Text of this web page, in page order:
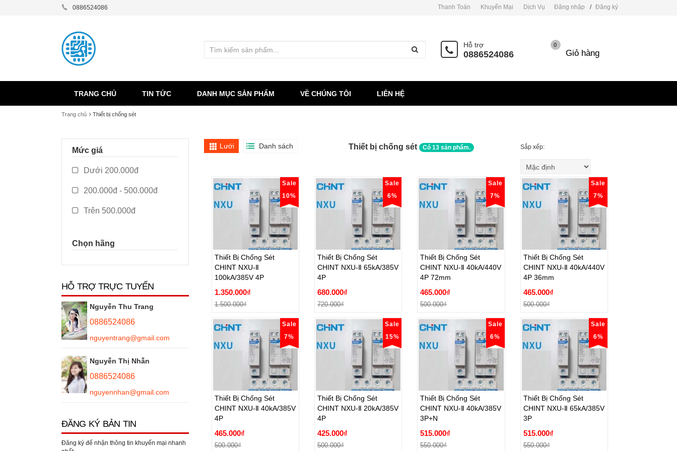
0886524086 Đăng nhập / Đăng ký
Thanh Toán Khuyến Mại Dịch Vụ
Hỗ trợ
0886524086 Giỏ hàng
0
TRANG CHỦ TIN TỨC DANH MỤC SẢN PHẨM VỀ CHÚNG TÔI LIÊN HỆ
Trang chủ Thiết bị chống sét
Lưới Danh sách Thiết bị chống sét Có 13sản phẩm. Sắp xếp:
Sale
10%
Thiết Bị Chống Sét
CHINT NXU-Ⅱ
100kA/385V 4P
1.350.000₫
1.500.000₫
Thiết Bị Chống Sét
CHINT NXU-Ⅱ
100kA/385V 4P
1.350.000₫
1.500.000₫
Đặt hàng
Sale
6%
Thiết Bị Chống Sét
CHINT NXU-Ⅱ 65kA/385V
4P
680.000₫
720.000₫
Thiết Bị Chống Sét
CHINT NXU-Ⅱ 65kA/385V
4P
680.000₫
720.000₫
Sale
7%
Thiết Bị Chống Sét
CHINT NXU-Ⅱ 40kA/440V
4P 72mm
465.000₫
500.000₫
Thiết Bị Chống Sét
CHINT NXU-Ⅱ 40kA/440V
4P 72mm
465.000₫
500.000₫
Sale
7%
Thiết Bị Chống Sét
CHINT NXU-Ⅱ 40kA/440V
4P 36mm
465.000₫
500.000₫
Thiết Bị Chống Sét
CHINT NXU-Ⅱ 40kA/440V
4P 36mm
465.000₫
500.000₫
Đặt hàng
Sale
7%
Thiết Bị Chống Sét
CHINT NXU-Ⅱ 40kA/385V
4P
465.000₫
500.000₫
Thiết Bị Chống Sét
CHINT NXU-Ⅱ 40kA/385V
4P
465.000₫
500.000₫
Đặt hàng
Sale
15%
Thiết Bị Chống Sét
CHINT NXU-Ⅱ 20kA/385V
4P
425.000₫
500.000₫
Thiết Bị Chống Sét
CHINT NXU-Ⅱ 20kA/385V
4P
425.000₫
500.000₫
Sale
6%
Thiết Bị Chống Sét
CHINT NXU-Ⅱ 40kA/385V
3P+N
515.000₫
550.000₫
Thiết Bị Chống Sét
CHINT NXU-Ⅱ 40kA/385V
3P+N
515.000₫
550.000₫
Sale
6%
Thiết Bị Chống Sét
CHINT NXU-Ⅱ 65kA/385V
3P
515.000₫
550.000₫
Thiết Bị Chống Sét
CHINT NXU-Ⅱ 65kA/385V
3P
515.000₫
550.000₫
Đặt hàng
Mức giá
Dưới 200.000đ
200.000đ - 500.000đ
Trên 500.000đ
Chọn hãng
HỖ TRỢ TRỰC TUYẾN
Nguyễn Thu Trang
0886524086
nguyentrang@gmail.com
Nguyễn Thị Nhẫn
0886524086
nguyennhan@gmail.com
ĐĂNG KÝ BẢN TIN
Đăng ký để nhận thông tin khuyến mại nhanh